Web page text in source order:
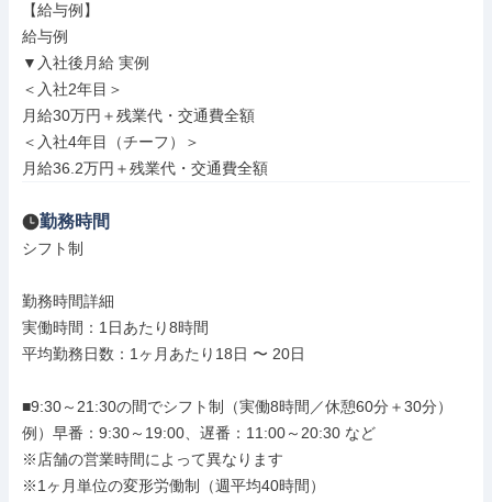
【給与例】
給与例
▼入社後月給 実例
＜入社2年目＞
月給30万円＋残業代・交通費全額
＜入社4年目（チーフ）＞
月給36.2万円＋残業代・交通費全額
勤務時間
シフト制
勤務時間詳細
実働時間：1日あたり8時間
平均勤務日数：1ヶ月あたり18日 〜 20日
■9:30～21:30の間でシフト制（実働8時間／休憩60分＋30分）
例）早番：9:30～19:00、遅番：11:00～20:30 など
※店舗の営業時間によって異なります
※1ヶ月単位の変形労働制（週平均40時間）